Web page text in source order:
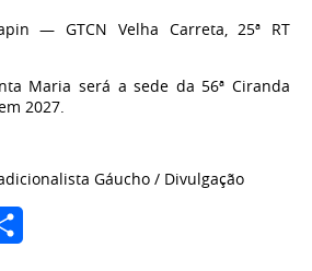
— GTCN Velha Carreta, 25ª RT
Maria será a sede da 56ª Ciranda
2027.
Gáucho / Divulgação